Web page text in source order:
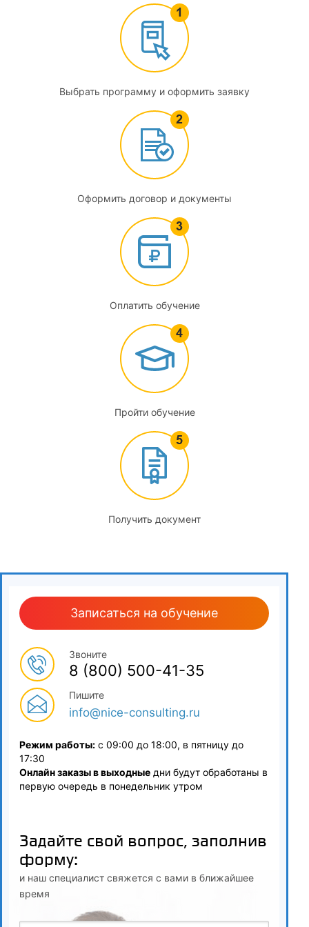
2.6
Инженерная защита. Современная нормативная правовая
база в области инженерной защиты. Требования норм
проектирования инженерно-технических мероприятий ГО
и предупреждения ЧС
3
Автоматизированные технологии строительного
3.2
Автоматизированное проектирование объектов
4
Основы проектирования структурируемых систем
мониторинга инженерных систем
регламентирующая разработку СМИС. Порядок
разработки. Структура СТУ на СМИС. Структура раздела
4.2
(СУКС)
4.4
Основные этапы становления и развития системы защиты
населения и территорий в ЧС. Принципы защиты
населения и территорий в ЧС. Основы предупреждения и
минимизации последствий ЧС
4.5
принципы
5
Основные этапы становления и развития системы защиты
населения и территорий в ЧС. Принципы защиты
населения и территорий в ЧС. Основы предупреждения и
Выбрать программу и оформить заявку
Оформить договор и документы
Оплатить обучение
Пройти обучение
Получить документ
Записаться на обучение
Звоните
8 (800) 500-41-35
Пишите
info@nice-consulting.ru
Режим работы: с 09:00 до 18:00, в пятницу до
17:30
Онлайн заказы в выходные дни будут обработаны в
первую очередь в понедельник утром
Задайте свой вопрос, заполнив
форму:
и наш специалист свяжется с вами в ближайшее
время